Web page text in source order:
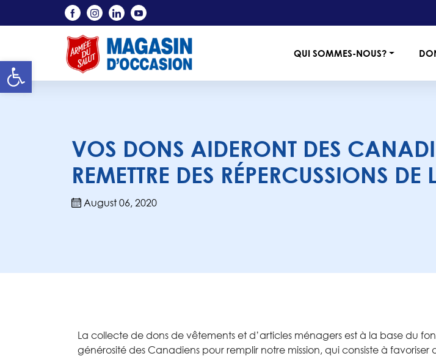
Open toolbar
Skip to main content
QUI SOMMES-NOUS?
VOS DONS AIDERONT DES
REMETTRE DES RÉPERCUSSIONS
August 06, 2020
La collecte de dons de vêtements et d’articles ménagers est à la base du
générosité des Canadiens pour remplir notre mission, qui consiste à favoriser